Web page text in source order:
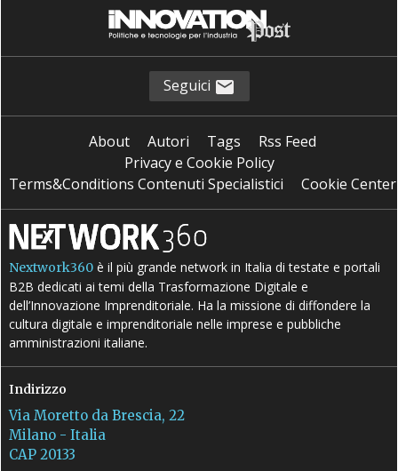
Seguici
About Autori Tags
Rss Feed
Privacy e Cookie Policy
Terms&Conditions Contenuti Specialistici
Cookie Center
Nextwork360 è il più grande network in Italia di testate e portali
B2B dedicati ai temi della Trasformazione Digitale e
dell’Innovazione Imprenditoriale. Ha la missione di diffondere la
cultura digitale e imprenditoriale nelle imprese e pubbliche
amministrazioni italiane.
Indirizzo
Via Moretto da Brescia, 22
Milano - Italia
CAP 20133